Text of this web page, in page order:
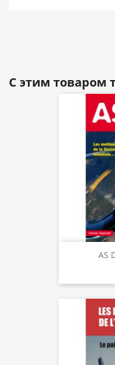
С этим товаром
AS